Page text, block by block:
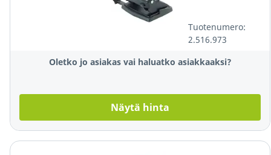
Tuotenumero:
2.516.973
Oletko jo asiakas vai haluatko asiakkaaksi?
Näytä hinta